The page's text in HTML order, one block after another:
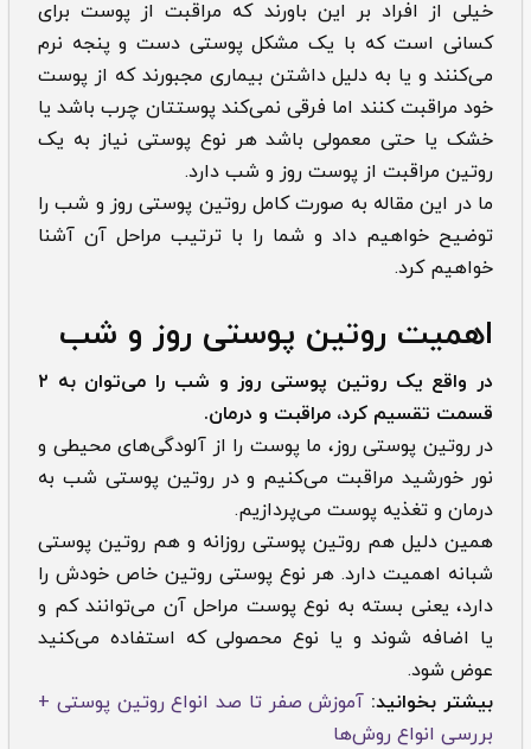
خیلی از افراد بر این باورند که مراقبت از پوست برای
کسانی است که با یک مشکل پوستی دست و پنجه نرم
می‌کنند و یا به دلیل داشتن بیماری مجبورند که از پوست
خود مراقبت کنند اما فرقی نمی‌کند پوستتان چرب باشد یا
خشک یا حتی معمولی باشد هر نوع پوستی نیاز به یک
روتین مراقبت از پوست روز و شب دارد.
ما در این مقاله به صورت کامل روتین پوستی روز و شب را
توضیح خواهیم داد و شما را با ترتیب مراحل آن آشنا
خواهیم کرد.
اهمیت روتین پوستی روز و شب
در واقع یک روتین پوستی روز و شب را می‌توان به ۲
قسمت تقسیم کرد، مراقبت و درمان.
در روتین پوستی روز، ما پوست را از آلودگی‌های محیطی و
نور خورشید مراقبت می‌کنیم و در روتین پوستی شب به
درمان و تغذیه پوست می‌پردازیم.
همین دلیل هم روتین پوستی روزانه و هم روتین پوستی
شبانه اهمیت دارد. هر نوع پوستی روتین خاص خودش را
دارد، یعنی بسته به نوع پوست مراحل آن می‌توانند کم و
یا اضافه شوند و یا نوع محصولی که استفاده می‌کنید
عوض شود.
بیشتر بخوانید: آموزش صفر تا صد انواع روتین پوستی +
بررسی انواع روش‌ها